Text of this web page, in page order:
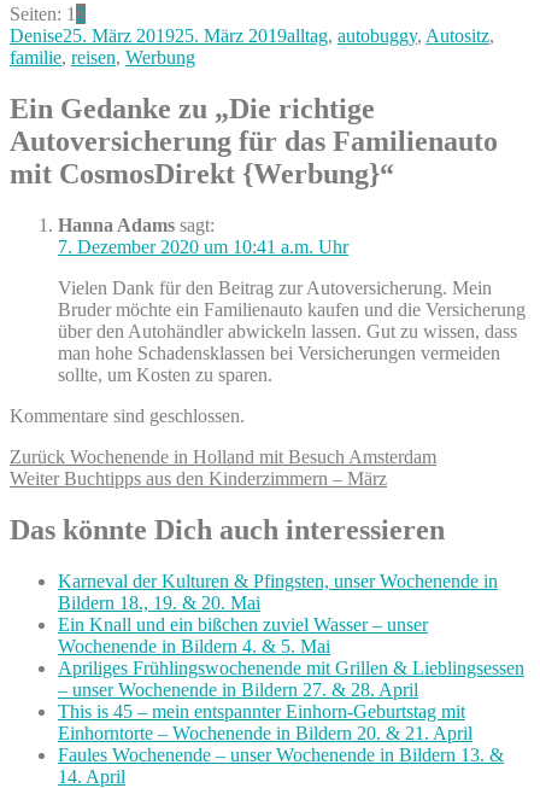
Seiten: Seite
1 ,Seite
2
Autor
DeniseVeröffentlicht
am
25. März 201925. März 2019Kategorien
alltag, autobuggy, Autositz,
familie, reisen, Werbung
Ein Gedanke zu „Die richtige
Autoversicherung für das Familienauto
mit CosmosDirekt {Werbung}“
Hanna Adams sagt:
7. Dezember 2020 um 10:41 a.m. Uhr
Vielen Dank für den Beitrag zur Autoversicherung. Mein
Bruder möchte ein Familienauto kaufen und die Versicherung
über den Autohändler abwickeln lassen. Gut zu wissen, dass
man hohe Schadensklassen bei Versicherungen vermeiden
sollte, um Kosten zu sparen.
Kommentare sind geschlossen.
Beitragsnavigation
Zurück Vorheriger
Beitrag:
Wochenende in Holland mit Besuch Amsterdam
Weiter Nächster
Buchtipps aus den Kinderzimmern – März
Das könnte Dich auch interessieren
Karneval der Kulturen & Pfingsten, unser Wochenende in
Bildern 18., 19. & 20. Mai
Ein Knall und ein bißchen zuviel Wasser – unser
Wochenende in Bildern 4. & 5. Mai
Apriliges Frühlingswochenende mit Grillen & Lieblingsessen
– unser Wochenende in Bildern 27. & 28. April
This is 45 – mein entspannter Einhorn-Geburtstag mit
Einhorntorte – Wochenende in Bildern 20. & 21. April
Faules Wochenende – unser Wochenende in Bildern 13. &
14. April